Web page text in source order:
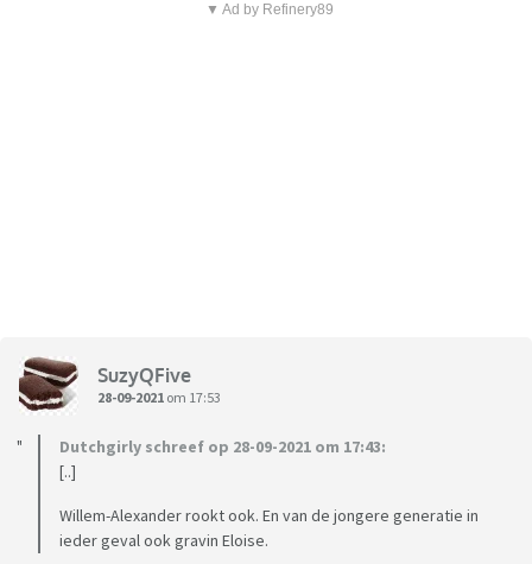
▼ Ad by Refinery89
SuzyQFive
28-09-2021 om 17:53
Dutchgirly schreef op 28-09-2021 om 17:43:
[..]
Willem-Alexander rookt ook. En van de jongere generatie in
ieder geval ook gravin Eloise.